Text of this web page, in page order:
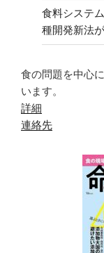
食料システ
種開発新法
食の問題を中心
います。
詳細
連絡先